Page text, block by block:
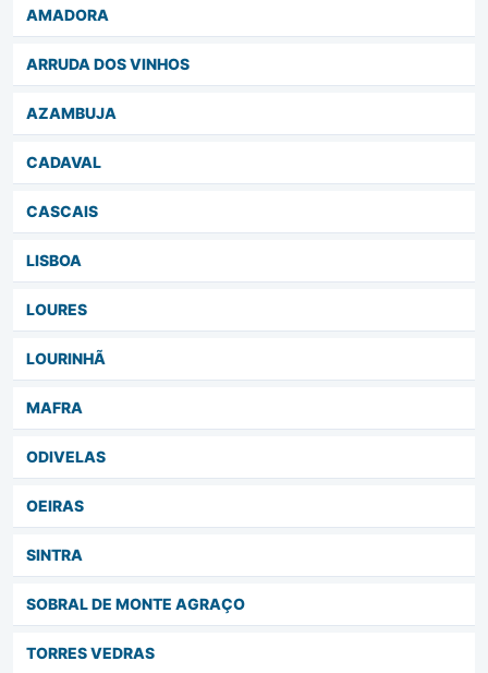
AMADORA
ARRUDA DOS VINHOS
AZAMBUJA
CADAVAL
CASCAIS
LISBOA
LOURES
LOURINHÃ
MAFRA
ODIVELAS
OEIRAS
SINTRA
SOBRAL DE MONTE AGRAÇO
TORRES VEDRAS